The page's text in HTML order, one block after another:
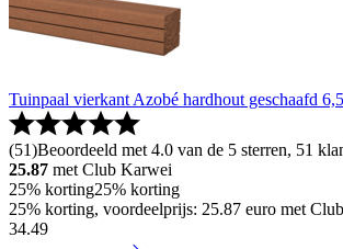
Tuinpaal vierkant Azobé hardhout geschaafd
(51)Beoordeeld met 4.0 van de 5 sterren, 51
25.87 met Club Karwei
25% korting25% korting
25% korting, voordeelprijs: 25.87 euro met
34.49